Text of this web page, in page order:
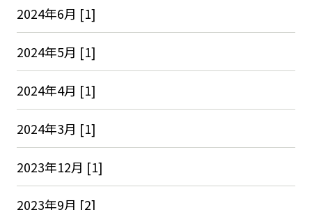
2024年6月 [1]
2024年5月 [1]
2024年4月 [1]
2024年3月 [1]
2023年12月 [1]
2023年9月 [2]